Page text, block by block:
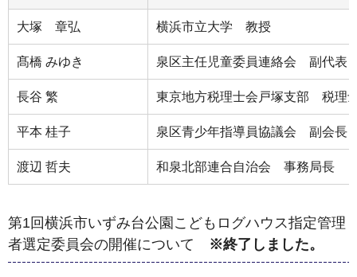
大塚 章弘 横浜市立大学 教授
髙橋 みゆき 泉区主任児童委員連絡会 副代表
長谷 繁 東京地方税理士会戸塚支部 税理
平本 桂子 泉区青少年指導員協議会 副会長
渡辺 哲夫 和泉北部連合自治会 事務局長
第1回横浜市いずみ台公園こどもログハウス指定管理
者選定委員会の開催について ※終了しました。